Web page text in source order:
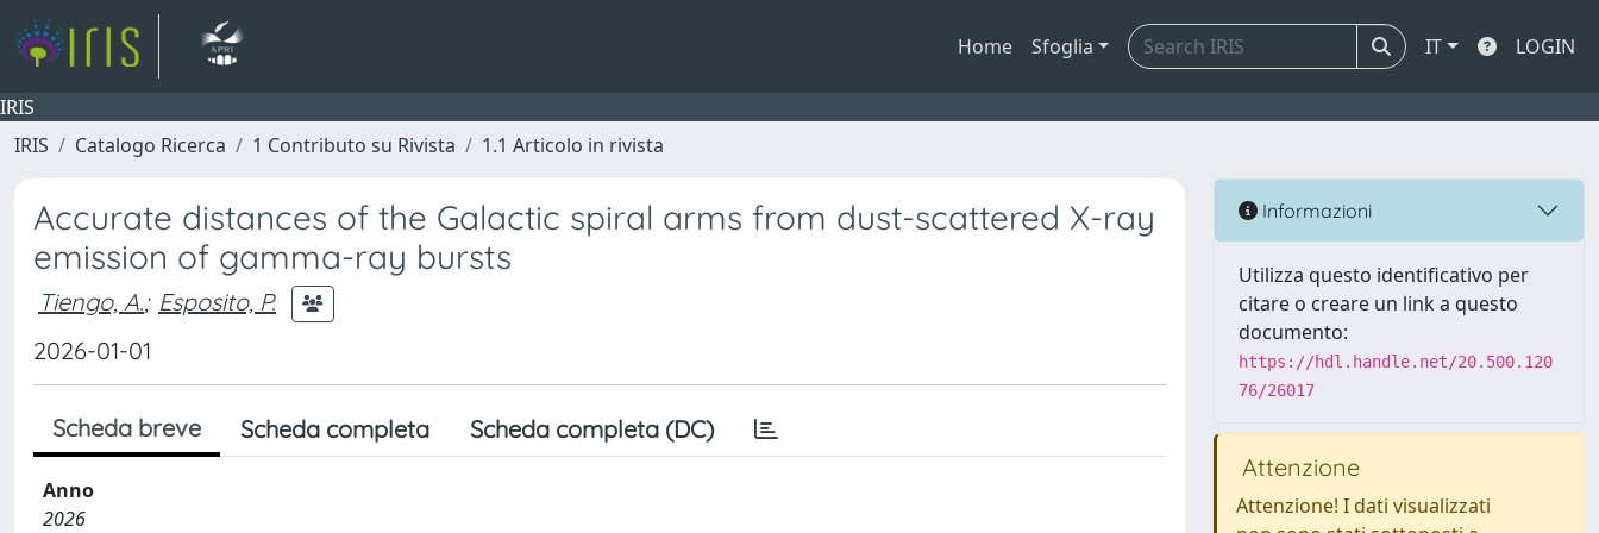
Home Sfoglia IT LOGIN
IRIS
IRIS
Catalogo Ricerca 1 Contributo su Rivista 1.1 Articolo in rivista
Accurate distances of the Galactic spiral arms from dust-scattered X-ray
emission of gamma-ray bursts
Tiengo, A.; Esposito, P.
2026-01-01
Scheda breve Scheda completa Scheda completa (DC)
Anno
2026
Informazioni
Utilizza questo identificativo per
citare o creare un link a questo
documento:
https://hdl.handle.net/20.500.120
76/26017
Attenzione
Attenzione! I dati visualizzati